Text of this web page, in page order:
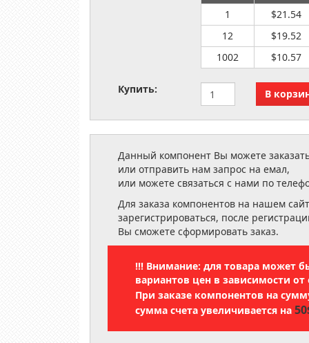
1
$21.54
12
$19.52
1002
$10.57
Купить:
Данный компонент Вы можете
или отправить нам запрос на емал,
или можете связаться с нами по
Для заказа компонентов на нашем
зарегистрироваться, после
Вы сможете сформировать заказ.
!!! Внимание: для товара может
вариантов цен в зависимости от
При заказе компонентов на
сумма счета увеличивается на